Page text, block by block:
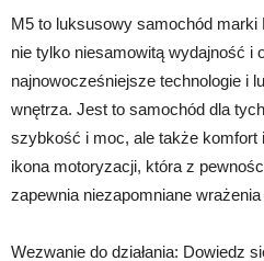
M5 to luksusowy samochód
nie tylko niesamowitą wydajność i
najnowocześniejsze technologie i
wnętrza. Jest to samochód dla
szybkość i moc, ale także komfort
ikona motoryzacji, która z
zapewnia niezapomniane
Wezwanie do działania: Dowiedz